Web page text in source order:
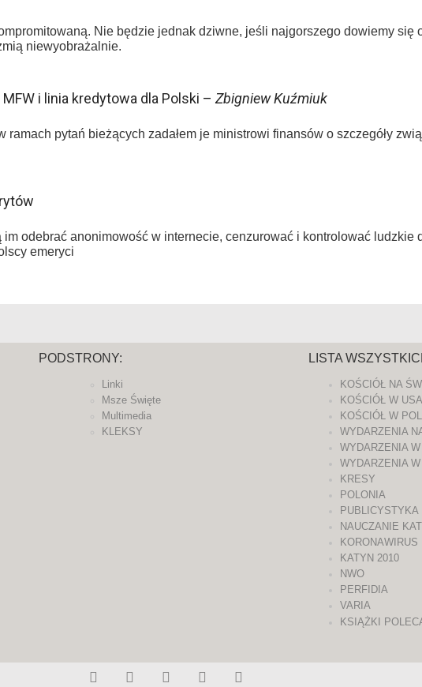
Nie będzie jednak dziwne, jeśli najgorszego dowiemy się
niewyobrażalnie.
i linia kredytowa dla Polski – Zbigniew Kuźmiuk
ramach pytań bieżących zadałem je ministrowi finansów o szczegóły
im odebrać anonimowość w internecie, cenzurować i kontrolować ludzkie
emeryci
PODSTRONY:
Linki
Msze Święte
Multimedia
KLEKSY
LISTA
KOŚCIÓŁ NA
KOŚCIÓŁ W USA
KOŚCIÓŁ W
WYDARZENIA
WYDARZENIA
WYDARZENIA
KRESY
POLONIA
PUBLICYSTYKA
NAUCZANIE
KORONAWIRUS
KATYN 2010
NWO
PERFIDIA
VARIA
KSIĄŻKI